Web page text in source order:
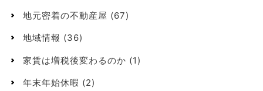
地元密着の不動産屋 (67)
地域情報 (36)
家賃は増税後変わるのか (1)
年末年始休暇 (2)